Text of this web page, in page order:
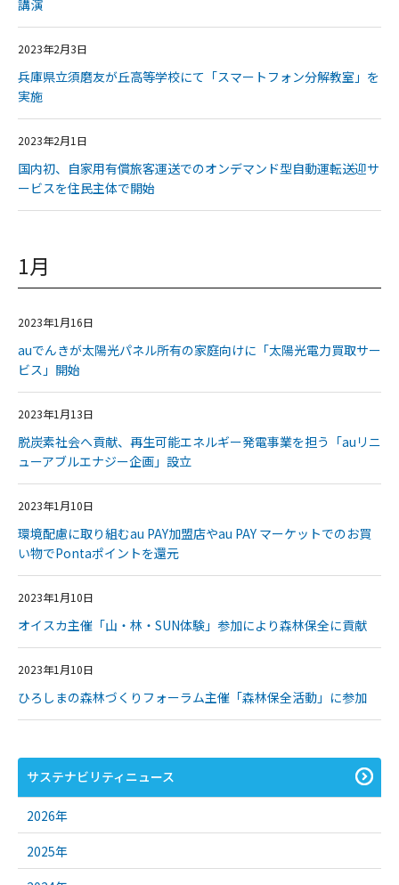
講演
2023年2月3日
兵庫県立須磨友が丘高等学校にて「スマートフォン分解教室」を
実施
2023年2月1日
国内初、自家用有償旅客運送でのオンデマンド型自動運転送迎サ
ービスを住民主体で開始
1月
2023年1月16日
auでんきが太陽光パネル所有の家庭向けに「太陽光電力買取サー
ビス」開始
2023年1月13日
脱炭素社会へ貢献、再生可能エネルギー発電事業を担う「auリニ
ューアブルエナジー企画」設立
2023年1月10日
環境配慮に取り組むau PAY加盟店やau PAY マーケットでのお買
い物でPontaポイントを還元
2023年1月10日
オイスカ主催「山・林・SUN体験」参加により森林保全に貢献
2023年1月10日
ひろしまの森林づくりフォーラム主催「森林保全活動」に参加
サステナビリティニュース
2026年
2025年